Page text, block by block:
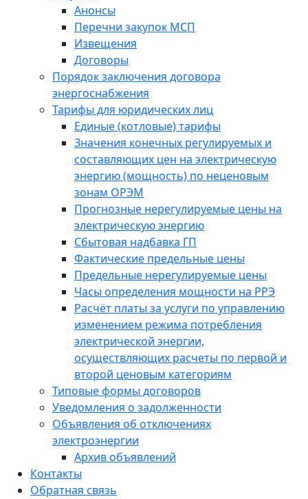
Анонсы
Перечни закупок МСП
Извещения
Договоры
Порядок заключения договора
энергоснабжения
Тарифы для юридических лиц
Единые (котловые) тарифы
Значения конечных регулируемых и
составляющих цен на электрическую
энергию (мощность) по неценовым
зонам ОРЭМ
Прогнозные нерегулируемые цены на
электрическую энергию
Сбытовая надбавка ГП
Фактические предельные цены
Предельные нерегулируемые цены
Часы определения мощности на РРЭ
Расчёт платы за услуги по управлению
изменением режима потребления
электрической энергии,
осуществляющих расчеты по первой и
второй ценовым категориям
Типовые формы договоров
Уведомления о задолженности
Объявления об отключениях
электроэнергии
Архив объявлений
Контакты
Обратная связь